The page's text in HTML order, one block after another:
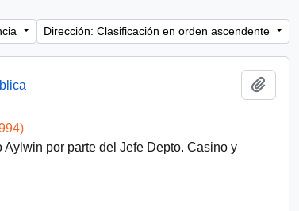
Dirección: Clasificación en orden ascendente
por parte del Jefe Depto. Casino y